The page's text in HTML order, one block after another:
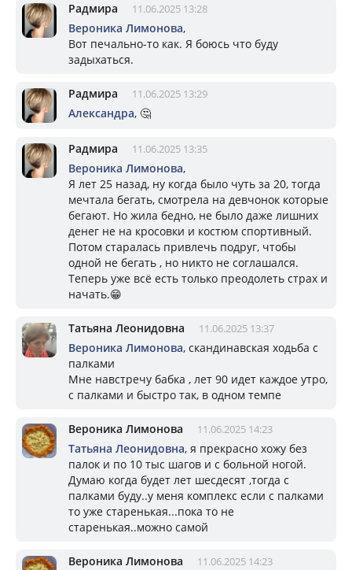
Радмира 11.06.2025 13:28
Вероника Лимонова,
Вот печально-то как. Я боюсь что буду
задыхаться.
Радмира 11.06.2025 13:29
Александра, 🤔
Радмира 11.06.2025 13:35
Вероника Лимонова,
Я лет 25 назад, ну когда было чуть за 20, тогда
мечтала бегать, смотрела на девчонок которые
бегают. Но жила бедно, не было даже лишних
денег не на кросовки и костюм спортивный.
Потом старалась привлечь подруг, чтобы
одной не бегать , но никто не соглашался.
Теперь уже всё есть только преодолеть страх и
начать.😁
Татьяна Леонидовна 11.06.2025 13:37
Вероника Лимонова, скандинавская ходьба с
палками
Мне навстречу бабка , лет 90 идет каждое утро,
с палками и быстро так, в одном темпе
Вероника Лимонова 11.06.2025 14:23
Татьяна Леонидовна, я прекрасно хожу без
палок и по 10 тыс шагов и с больной ногой.
Думаю когда будет лет шесдесят ,тогда с
палками буду..у меня комплекс если с палками
то уже старенькая...пока то не
старенькая..можно самой
Вероника Лимонова 11.06.2025 14:23